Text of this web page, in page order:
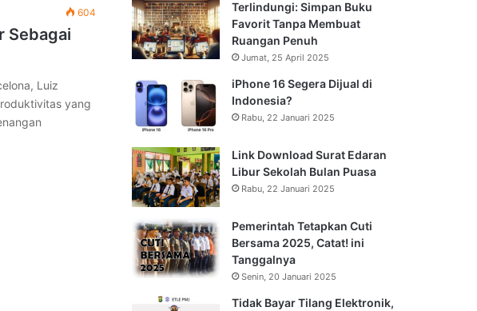
604
Sebagai
Luiz
yang
Terlindungi: Simpan Buku
Favorit Tanpa Membuat
Ruangan Penuh
Jumat, 25 April 2025
iPhone 16 Segera Dijual di
Indonesia?
Rabu, 22 Januari 2025
Link Download Surat Edaran
Libur Sekolah Bulan Puasa
Rabu, 22 Januari 2025
Pemerintah Tetapkan Cuti
Bersama 2025, Catat! ini
Tanggalnya
Senin, 20 Januari 2025
Tidak Bayar Tilang Elektronik,